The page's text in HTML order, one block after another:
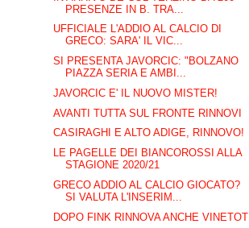
PRESENZE IN B. TRA...
UFFICIALE L'ADDIO AL CALCIO DI
GRECO: SARA' IL VIC...
SI PRESENTA JAVORCIC: "BOLZANO
PIAZZA SERIA E AMBI...
JAVORCIC E' IL NUOVO MISTER!
AVANTI TUTTA SUL FRONTE RINNOVI
CASIRAGHI E ALTO ADIGE, RINNOVO!
LE PAGELLE DEI BIANCOROSSI ALLA
STAGIONE 2020/21
GRECO ADDIO AL CALCIO GIOCATO?
SI VALUTA L'INSERIM...
DOPO FINK RINNOVA ANCHE VINETOT